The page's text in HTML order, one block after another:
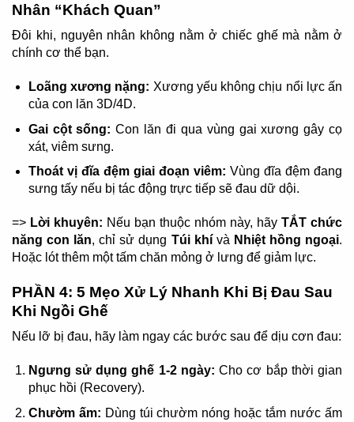
Nhân “Khách Quan”
Đôi khi, nguyên nhân không nằm ở chiếc ghế mà nằm ở
chính cơ thể bạn.
Loãng xương nặng: Xương yếu không chịu nổi lực ấn
của con lăn 3D/4D.
Gai cột sống: Con lăn đi qua vùng gai xương gây cọ
xát, viêm sưng.
Thoát vị đĩa đệm giai đoạn viêm: Vùng đĩa đệm đang
sưng tấy nếu bị tác động trực tiếp sẽ đau dữ dội.
=> Lời khuyên: Nếu bạn thuộc nhóm này, hãy TẮT chức
năng con lăn, chỉ sử dụng Túi khívà Nhiệt hồng ngoại.
Hoặc lót thêm một tấm chăn mỏng ở lưng để giảm lực.
PHẦN 4: 5 Mẹo Xử Lý Nhanh Khi Bị Đau Sau
Khi Ngồi Ghế
Nếu lỡ bị đau, hãy làm ngay các bước sau để dịu cơn đau:
Ngưng sử dụng ghế 1-2 ngày: Cho cơ bắp thời gian
phục hồi (Recovery).
Chườm ấm: Dùng túi chườm nóng hoặc tắm nước ấm